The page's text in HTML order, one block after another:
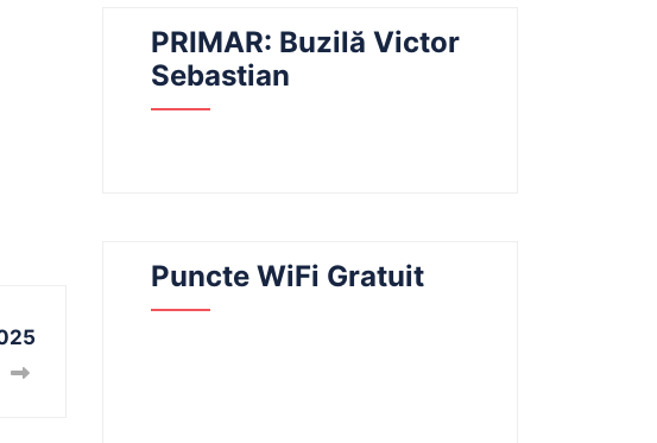
PRIMAR: Buzilă Victor
Sebastian
Puncte WiFi Gratuit